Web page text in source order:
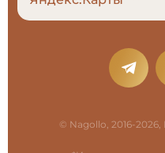
© Nagollo, 2016-